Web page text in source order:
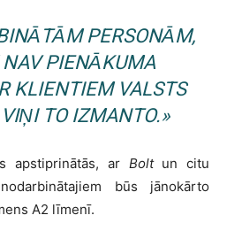
PERSONĀM,
PIENĀKUMA
KLIENTIEM VALSTS
TO IZMANTO.»
apstiprinātās, arBoltun citu
būs jānokārto
A2 līmenī.